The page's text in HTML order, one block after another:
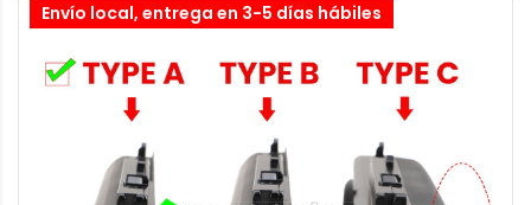
Envío local, entrega en 3-5 días hábiles